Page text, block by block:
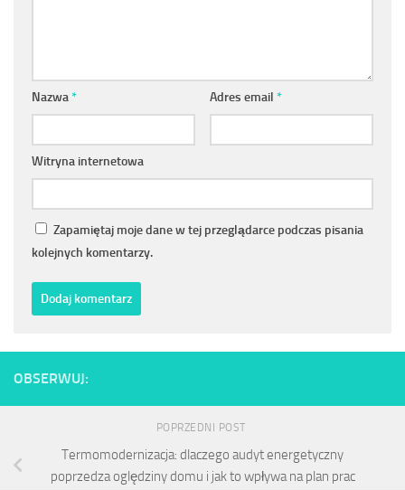
Nazwa* Adres email *
Witryna internetowa
Zapamiętaj moje dane w tej przeglądarce podczas pisania
kolejnych komentarzy.
OBSERWUJ:
POPRZEDNI POST
Termomodernizacja: dlaczego audyt energetyczny
poprzedza oględziny domu i jak to wpływa na plan prac